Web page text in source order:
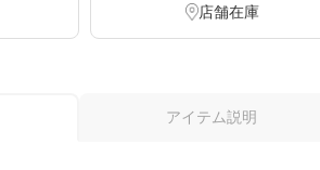
店舗在庫
アイテム説明